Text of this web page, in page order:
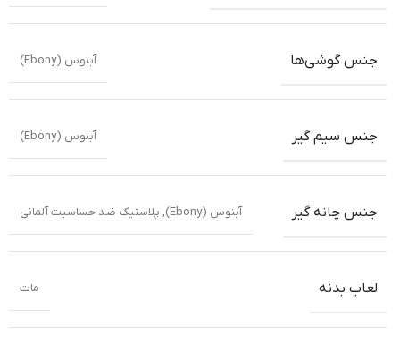
جنس گوشی‌ها آبنوس (Ebony)
جنس سیم گیر آبنوس (Ebony)
جنس چانه گیر آبنوس (Ebony) , پلاستیک ضد حساسیت آلمانی
لعاب بدنه مات